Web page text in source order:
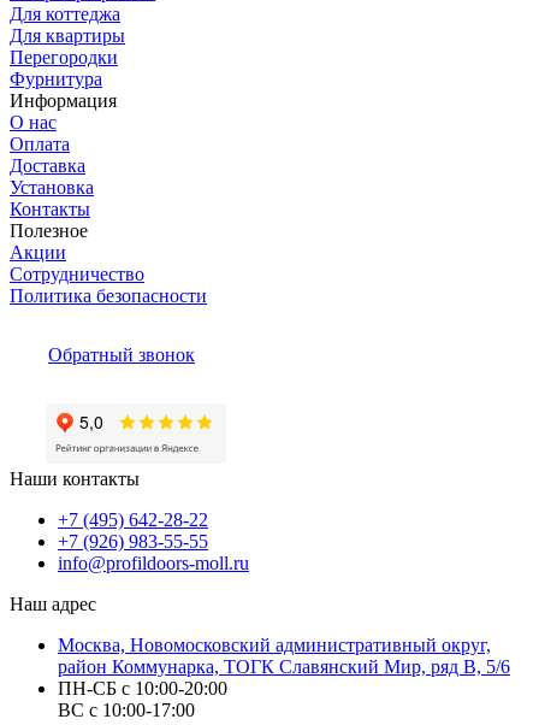
Для коттеджа
Для квартиры
Перегородки
Фурнитура
Информация
О нас
Оплата
Доставка
Установка
Контакты
Полезное
Акции
Сотрудничество
Политика безопасности
Обратный звонок
Наши контакты
+7 (495) 642-28-22
+7 (926) 983-55-55
info@profildoors-moll.ru
Наш адрес
Москва, Новомосковский административный округ,
район Коммунарка, ТОГК Славянский Мир, ряд В, 5/6
ПН-СБ с 10:00-20:00
ВС с 10:00-17:00